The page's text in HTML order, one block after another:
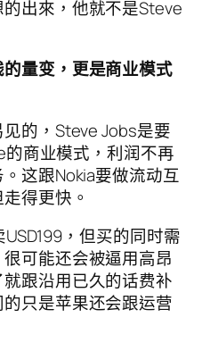
出來，他就不是Steve
量变，更是商业模式
的，Steve Jobs是要
商业模式，利润不再
这跟Nokia要做流动互
得更快。
，但买的同时需
可能还会被逼用高昂
跟沿用已久的话费补
只是苹果还会跟运营